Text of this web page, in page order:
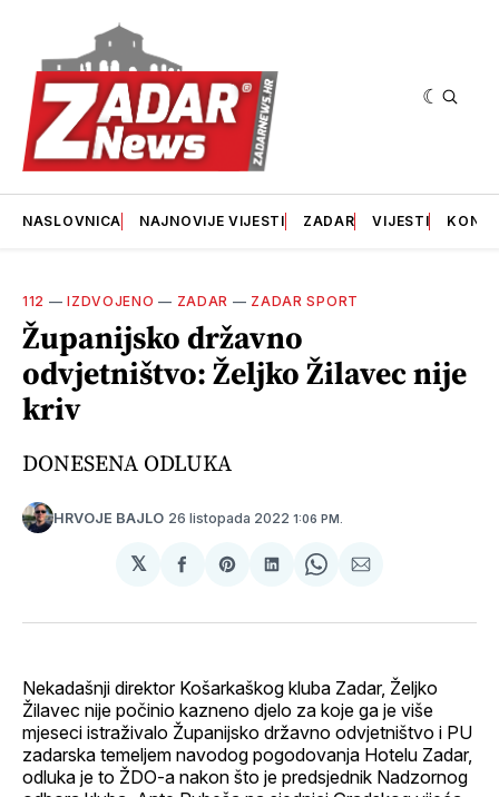
NASLOVNICA NAJNOVIJE VIJESTI ZADAR VIJESTI
112 —IZDVOJENO — ZADAR — ZADAR SPORT
Županijsko državno
odvjetništvo: Željko Žilavec nije
kriv
DONESENA ODLUKA
HRVOJE BAJLO 26 listopada 2022 1:06 PM.
𝕏
podijeliSharepodijeliSharepodijeli
Nekadašnji direktor Košarkaškog kluba Zadar, Željko
Žilavec nije počinio kazneno djelo za koje ga je više
mjeseci istraživalo Županijsko državno odvjetništvo i PU
zadarska temeljem navodog pogodovanja Hotelu Zadar,
odluka je to ŽDO-a nakon što je predsjednik Nadzornog